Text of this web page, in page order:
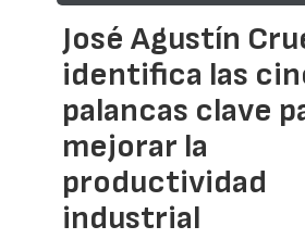
José Agustín
identifica las
palancas clave
mejorar la
productividad
industrial